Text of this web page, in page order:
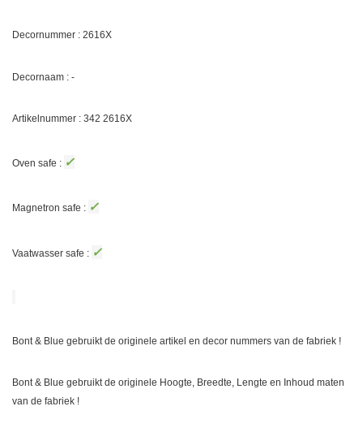
Decornummer : 2616X
Decornaam : -
Artikelnummer : 342 2616X
Oven safe : ✓
Magnetron safe : ✓
Vaatwasser safe : ✓
Bont & Blue gebruikt de originele artikel en decor nummers van de fabriek !
Bont & Blue gebruikt de originele Hoogte, Breedte, Lengte en Inhoud maten
van de fabriek !